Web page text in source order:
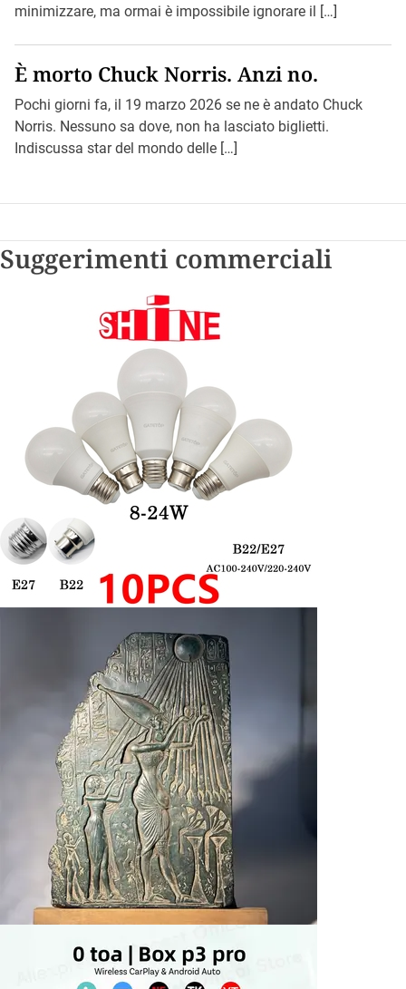
minimizzare, ma ormai è impossibile ignorare il […]
È morto Chuck Norris. Anzi no.
Pochi giorni fa, il 19 marzo 2026 se ne è andato Chuck
Norris. Nessuno sa dove, non ha lasciato biglietti.
Indiscussa star del mondo delle […]
Suggerimenti commerciali